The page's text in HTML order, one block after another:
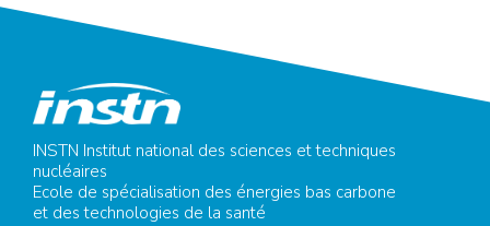
INSTN Institut national des sciences et techniques
nucléaires
Ecole de spécialisation des énergies bas carbone
et des technologies de la santé